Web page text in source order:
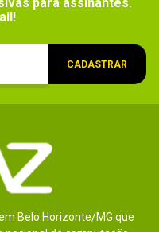
CADASTRAR
Belo Horizonte/MG que